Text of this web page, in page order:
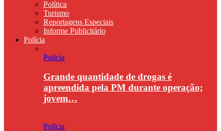
Política
Turismo
Reportagens Especiais
Informe Publicitário
Polícia
Polícia
Grande quantidade de drogas é
apreendida pela PM durante operação;
jovem…
Polícia